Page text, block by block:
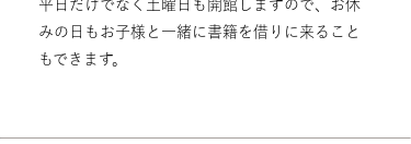
平日だけでなく土曜日も開館しますので、お休
みの日もお子様と一緒に書籍を借りに来ること
もできます。